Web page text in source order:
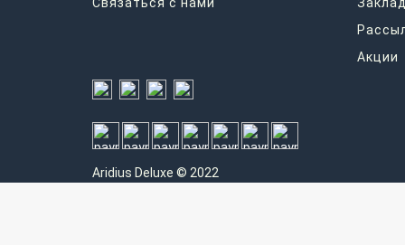
Акции
Aridius Deluxe © 2022